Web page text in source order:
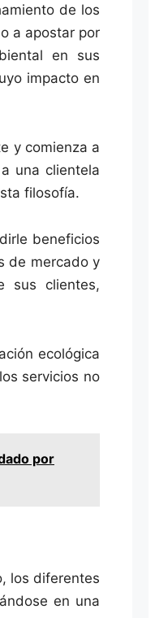
de los
a apostar por
en sus
impacto en
y comienza a
una clientela
filosofía.
beneficios
de mercado y
sus clientes,
ecológica
servicios no
por
los diferentes
en una